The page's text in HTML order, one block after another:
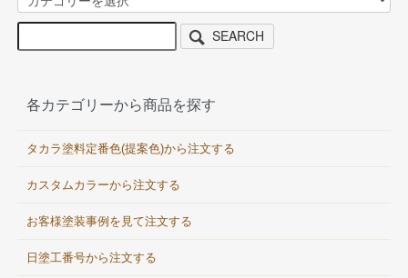
SEARCH
各カテゴリーから商品を探す
タカラ塗料定番色(提案色)から注文する
カスタムカラーから注文する
お客様塗装事例を見て注文する
日塗工番号から注文する